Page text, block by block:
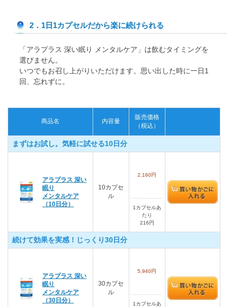
2．1日1カプセルだから楽に続けられる
「アラプラス 深い眠り メンタルケア」は飲むタイミングを
選びません。
いつでもお召し上がりいただけます。思い出した時に一日1
回、忘れずに。
商品名 内容量
販売価格
（税込）
まずはお試し。気軽に試せる10日分
アラプラス 深い
眠り
メンタルケア
（10日分）
10カプセ
ル
2,160円
1カプセルあ
たり
216円
続けて効果を実感！じっくり30日分
アラプラス 深い
眠り
メンタルケア
（30日分）
30カプセ
ル
5,940円
1カプセルあ